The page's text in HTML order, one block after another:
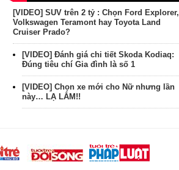
[VIDEO] SUV trên 2 tỷ : Chọn Ford Explorer,
Volkswagen Teramont hay Toyota Land
Cruiser Prado?
[VIDEO] Đánh giá chi tiết Skoda Kodiaq:
Đúng tiêu chí Gia đình là số 1
[VIDEO] Chọn xe mới cho Nữ nhưng lần
này… LẠ LẮM!!